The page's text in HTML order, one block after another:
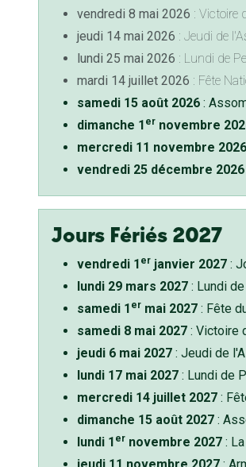
vendredi 8 mai 2026 : Victoire
jeudi 14 mai 2026 : Jeudi de
lundi 25 mai 2026 : Lundi de
mardi 14 juillet 2026 : Fête
samedi 15 août 2026:
dimanche 1 ernovembre
mercredi 11 novembre 2026
vendredi 25 décembre 2026
Jours Fériés 2027
vendredi 1 erjanvier 2027:
lundi 29 mars 2027: Lundi
samedi 1 ermai 2027: Fête
samedi 8 mai 2027: Victoire
jeudi 6 mai 2027: Jeudi de
lundi 17 mai 2027: Lundi de
mercredi 14 juillet 2027:
dimanche 15 août 2027:
lundi 1 ernovembre 2027: La
jeudi 11 novembre 2027: